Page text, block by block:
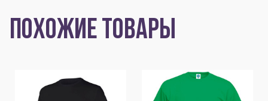
ПОХОЖИЕ ТОВАРЫ